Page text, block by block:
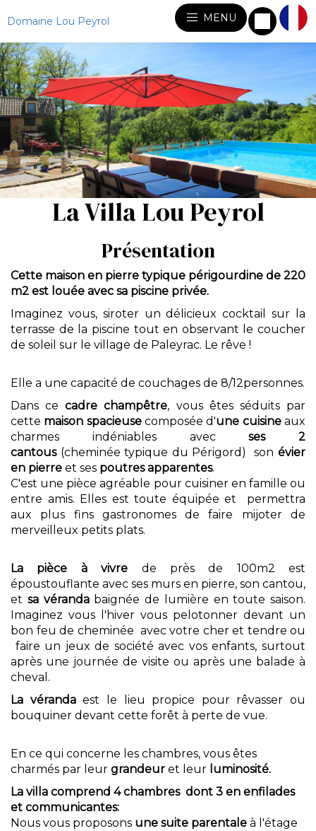
Domaine Lou Peyrol MENU
La Villa Lou Peyrol
Présentation
Cette maison en pierre typique périgourdine de 220
m2 est louée avec sa piscine privée.
Imaginez vous, siroter un délicieux cocktail sur la
terrasse de la piscine tout en observant le coucher
de soleil sur le village de Paleyrac. Le rêve !
Elle a une capacité de couchages de 8/12personnes.
Dans cecadre champêtre, vous êtes séduits par
cette maison spacieusecomposée d'une cuisineaux
charmes indéniables avecses 2
cantous (cheminée typique du Périgord) sonévier
en pierre et ses poutres apparentes.
C'est une pièce agréable pour cuisiner en famille ou
entre amis. Elles est toute équipée et permettra
aux plus fins gastronomes de faire mijoter de
merveilleux petits plats.
La pièce à vivre de près de 100m2 est
époustouflante avec ses murs en pierre, son cantou,
et sa vérandabaignée de lumière en toute saison.
Imaginez vous l'hiver vous pelotonner devant un
bon feu de cheminée avec votre cher et tendre ou
faire un jeux de société avec vos enfants, surtout
après une journée de visite ou après une balade à
cheval.
La vérandaest le lieu propice pour rêvasser ou
bouquiner devant cette forêt à perte de vue.
En ce qui concerne les chambres, vous êtes
charmés par leur grandeur et leur luminosité.
La villa comprend 4 chambres dont 3 en enfilades
et communicantes:
Nous vous proposons une suite parentale à l'étage